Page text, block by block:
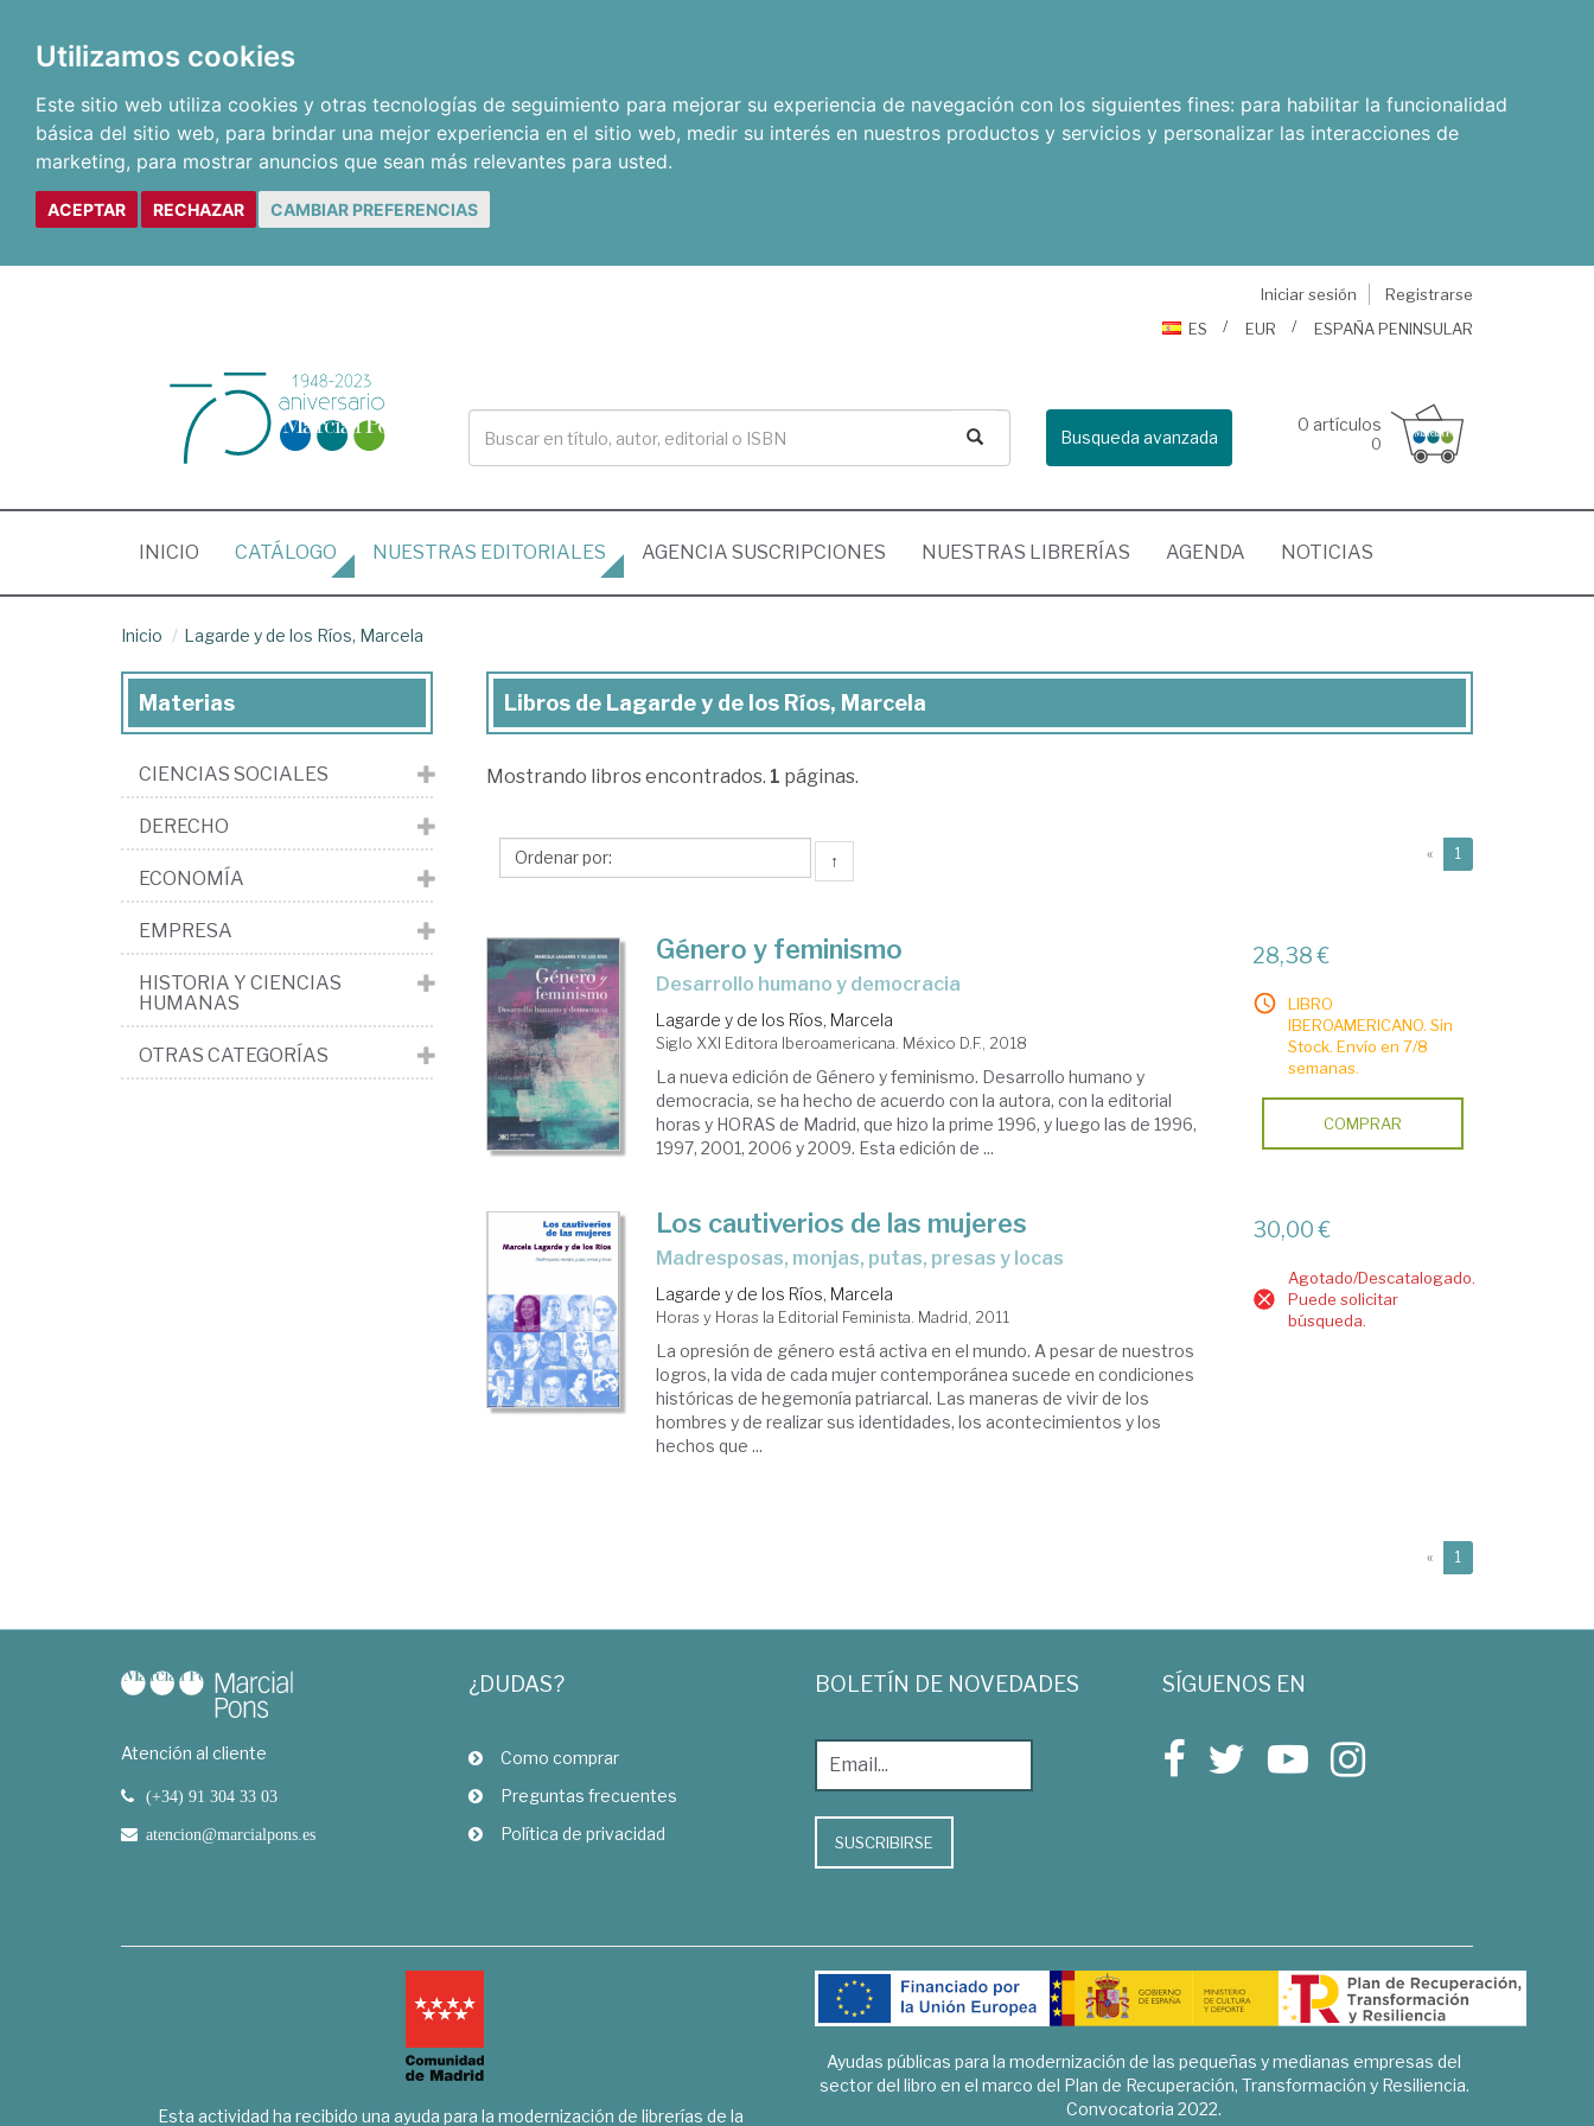
Utilizamos cookies
Este sitio web utiliza cookies y otras tecnologías de seguimiento para mejorar su experiencia de navegación con los siguientes fines: para habilitar la funcionalidad
básica del sitio web, para brindar una mejor experiencia en el sitio web, medir su interés en nuestros productos y servicios y personalizar las interacciones de
marketing, para mostrar anuncios que sean más relevantes para usted.
ACEPTAR RECHAZAR CAMBIAR PREFERENCIAS
Iniciar sesión
Registrarse
ES
EUR ESPAÑA PENINSULAR
Busqueda avanzada
0 artículos
0
INICIO (CURRENT)
CATÁLOGO NUESTRAS EDITORIALES AGENCIA SUSCRIPCIONES NUESTRAS LIBRERÍAS AGENDA NOTICIAS
Inicio Lagarde y de los Ríos, Marcela
Libros
Lagarde
de
Ríos,
Marcela
Libros de Lagarde y de los Ríos, Marcela
Mostrando libros encontrados. 1 páginas.
↑ « 1
Género y feminismo
desarrollo humano y democracia
Lagarde y de los Ríos, Marcela
Siglo XXI Editora Iberoamericana. México D.F., 2018
La nueva edición de Género y feminismo. Desarrollo humano y
democracia, se ha hecho de acuerdo con la autora, con la editorial
horas y HORAS de Madrid, que hizo la prime 1996, y luego las de 1996,
1997, 2001, 2006 y 2009. Esta edición de ...
28,38 €
LIBRO
IBEROAMERICANO. Sin
Stock. Envío en 7/8
semanas.
COMPRAR
Los cautiverios de las mujeres
madresposas, monjas, putas, presas y locas
Lagarde y de los Ríos, Marcela
Horas y Horas la Editorial Feminista. Madrid, 2011
La opresión de género está activa en el mundo. A pesar de nuestros
logros, la vida de cada mujer contemporánea sucede en condiciones
históricas de hegemonía patriarcal. Las maneras de vivir de los
hombres y de realizar sus identidades, los acontecimientos y los
hechos que ...
30,00 €
Agotado/Descatalogado.
Puede solicitar
búsqueda.
« 1
Materias
CIENCIAS SOCIALES
DERECHO
ECONOMÍA
EMPRESA
HISTORIA Y CIENCIAS
HUMANAS
OTRAS CATEGORÍAS
Atención al cliente
(+34) 91 304 33 03
atencion@marcialpons.es
¿DUDAS?
Como comprar
Preguntas frecuentes
Política de privacidad
BOLETÍN DE NOVEDADES
SUSCRIBIRSE
SÍGUENOS EN
Esta actividad ha recibido una ayuda para la modernización de librerías de la
Ayudas públicas para la modernización de las pequeñas y medianas empresas del
sector del libro en el marco del Plan de Recuperación, Transformación y Resiliencia.
Convocatoria 2022.